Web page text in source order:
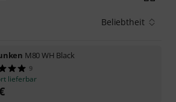
Beliebtheit
M80 WH Black
9
lieferbar